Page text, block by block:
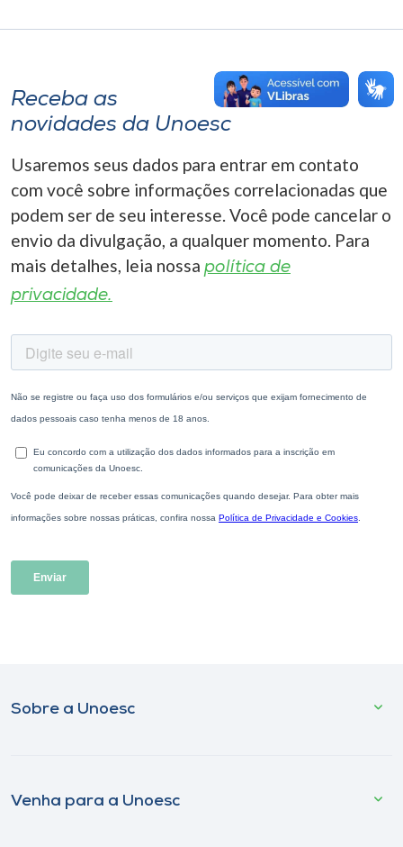
Receba as
novidades da Unoesc
Usaremos seus dados para entrar em contato
com você sobre informações correlacionadas que
podem ser de seu interesse. Você pode cancelar o
envio da divulgação, a qualquer momento. Para
mais detalhes, leia nossa política de
privacidade.
Sobre a Unoesc
Venha para a Unoesc